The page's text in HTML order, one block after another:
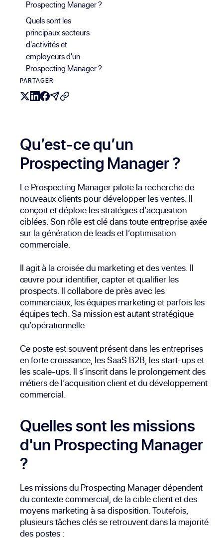
Prospecting Manager ?
Quels sont les
principaux secteurs
d'activités et
employeurs d'un
Prospecting Manager ?
PARTAGER
Qu’est-ce qu’un
Prospecting Manager ?
Le Prospecting Manager pilote la recherche de
nouveaux clients pour développer les ventes. Il
conçoit et déploie les stratégies d’acquisition
ciblées. Son rôle est clé dans toute entreprise axée
sur la génération de leads et l’optimisation
commerciale.
Il agit à la croisée du marketing et des ventes. Il
œuvre pour identifier, capter et qualifier les
prospects. Il collabore de près avec les
commerciaux, les équipes marketing et parfois les
équipes tech. Sa mission est autant stratégique
qu’opérationnelle.
Ce poste est souvent présent dans les entreprises
en forte croissance, les SaaS B2B, les start-ups et
les scale-ups. Il s’inscrit dans le prolongement des
métiers de l’acquisition client et du développement
commercial.
Quelles sont les missions
d'un Prospecting Manager
?
Les missions du Prospecting Manager dépendent
du contexte commercial, de la cible client et des
moyens marketing à sa disposition. Toutefois,
plusieurs tâches clés se retrouvent dans la majorité
des postes :